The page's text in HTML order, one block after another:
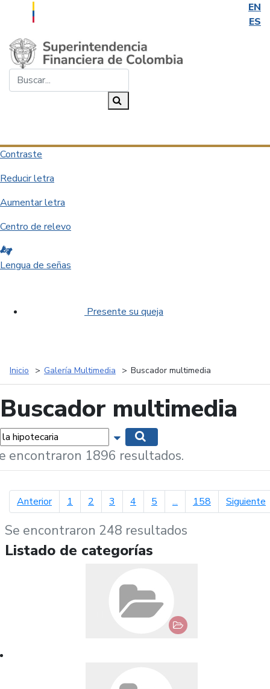
EN
ES
Saltar al contenido principal
Contraste
Reducir letra
Aumentar letra
Centro de relevo
Lengua de señas
Presente su queja
Inicio Galería Multimedia Buscador multimedia
Buscador multimedia
Mostrar opciones de búsqueda
encontraron 1896 resultados.
Anteriorpágina anterior
1 2 3 4 5 ... 158 Siguiente
Se encontraron 248 resultados
Listado de categorías